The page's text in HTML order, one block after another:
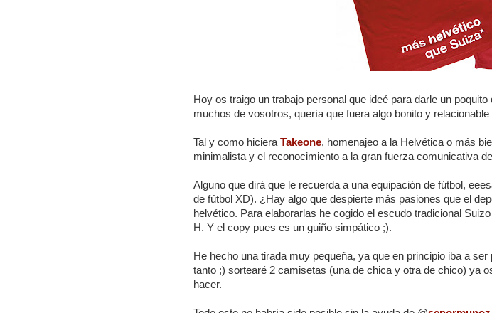
Hoy os traigo un trabajo personal que ideé para darle un
muchos de vosotros, quería que fuera algo bonito y
Tal y como hiciera Takeone, homenajeo a la Helvética o más
minimalista y el reconocimiento a la gran fuerza comunicativa
Alguno que dirá que le recuerda a una equipación de fútbol,
de fútbol XD). ¿Hay algo que despierte más pasiones que el
helvético. Para elaborarlas he cogido el escudo tradicional
H. Y el copy pues es un guiño simpático ;).
He hecho una tirada muy pequeña, ya que en principio iba a
tanto ;) sortearé 2 camisetas (una de chica y otra de chico) ya
hacer.